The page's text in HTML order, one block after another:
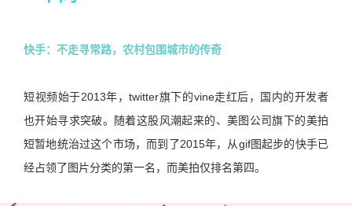
快手：不走寻常路，农村包围城市的传奇
短视频始于2013年，twitter旗下的vine走红后，国内的开发者
也开始寻求突破。随着这股风潮起来的、美图公司旗下的美拍
短暂地统治过这个市场，而到了2015年，从gif图起步的快手已
经占领了图片分类的第一名，而美拍仅排名第四。